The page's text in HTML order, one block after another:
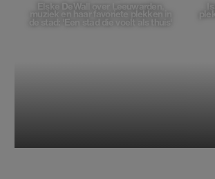
Elske DeWall over Leeuwarden,
muziek en haar favoriete plekken in
de stad: 'Een stad die voelt als thuis'